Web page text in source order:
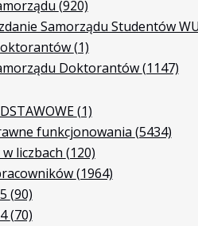
(920)
Samorządu Studentów
(1)
Doktorantów(1147)
(1)
funkcjonowania (5434)
liczbach (120)
(1964)
(90)
(70)